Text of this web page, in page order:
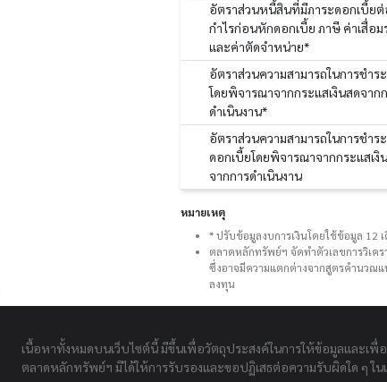
อัตราส่วนหนี้สินที่มีภาระดอกเบี้ยต่
กำไรก่อนหักดอกเบี้ย ภาษี ค่าเสื่อม
และค่าตัดจำหน่าย*
อัตราส่วนความสามารถในการชำร
โดยพิจารณาจากกระแสเงินสดจาก
ดำเนินงาน*
อัตราส่วนความสามารถในการชำระ
ดอกเบี้ยโดยพิจารณาจากกระแสเงิ
จากการดำเนินงาน
หมายเหตุ
* ปรับข้อมูลงบการเงินโดยใช้ข้อมูล 12
ตลาดหลักทรัพย์ฯ จัดทำตัวเลขการวิเค
ซึ่งอาจมีความแตกต่างจากสูตรคำนวณ
ลงทุน
เนื้อหาทั้งหมดบนเว็บไซต์นี้ มีขึ้นเพื่อวัตถุประสงค์ในการให้ข้อมูลและเพื่
ตลาดหลักทรัพย์ฯ มิได้ให้การรับรองและขอปฏิเสธต่อความรับผิดใด ๆ ใน